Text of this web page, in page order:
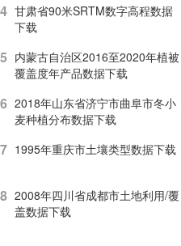
4 甘肃省90米SRTM数字高程数据
下载
5 内蒙古自治区2016至2020年植被
覆盖度年产品数据下载
6 2018年山东省济宁市曲阜市冬小
麦种植分布数据下载
7 1995年重庆市土壤类型数据下载
8 2008年四川省成都市土地利用/覆
盖数据下载